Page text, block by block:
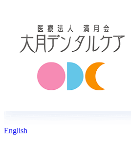
English